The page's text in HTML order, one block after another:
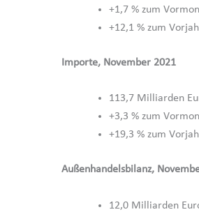
+1,7 % zum
+12,1 % zum
Importe, November 2021
113,7 Milliarden
+3,3 % zum
+19,3 % zum
Außenhandelsbilanz,
12,0 Milliarden